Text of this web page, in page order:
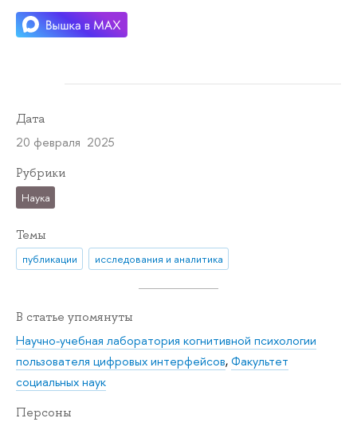
Дата
20 февраля 2025
Рубрики
Наука
Темы
публикации исследования и аналитика
В статье упомянуты
Научно-учебная лаборатория когнитивной психологии
пользователя цифровых интерфейсов,Факультет
социальных наук
Персоны